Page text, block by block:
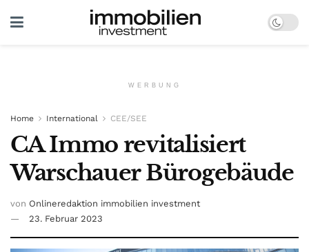
WERBUNG
Home International CEE/SEE
CA Immo revitalisiert
Warschauer Bürogebäude
von Onlineredaktion immobilien investment
23. Februar 2023